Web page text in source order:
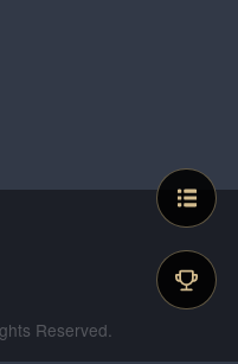
Reserved.